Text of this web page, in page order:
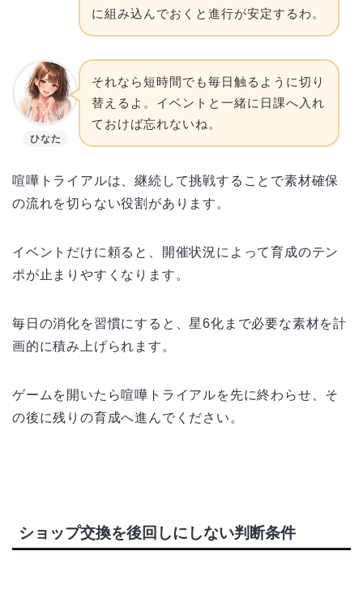
に組み込んでおくと進行が安定するわ。
ひなた
それなら短時間でも毎日触るように切り
替えるよ。イベントと一緒に日課へ入れ
ておけば忘れないね。
喧嘩トライアルは、継続して挑戦することで素材確保
の流れを切らない役割があります。
イベントだけに頼ると、開催状況によって育成のテン
ポが止まりやすくなります。
毎日の消化を習慣にすると、星6化まで必要な素材を計
画的に積み上げられます。
ゲームを開いたら喧嘩トライアルを先に終わらせ、そ
の後に残りの育成へ進んでください。
ショップ交換を後回しにしない判断条件